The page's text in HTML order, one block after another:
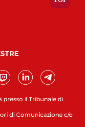
presso il Tribunale di
di Comunicazione c/o